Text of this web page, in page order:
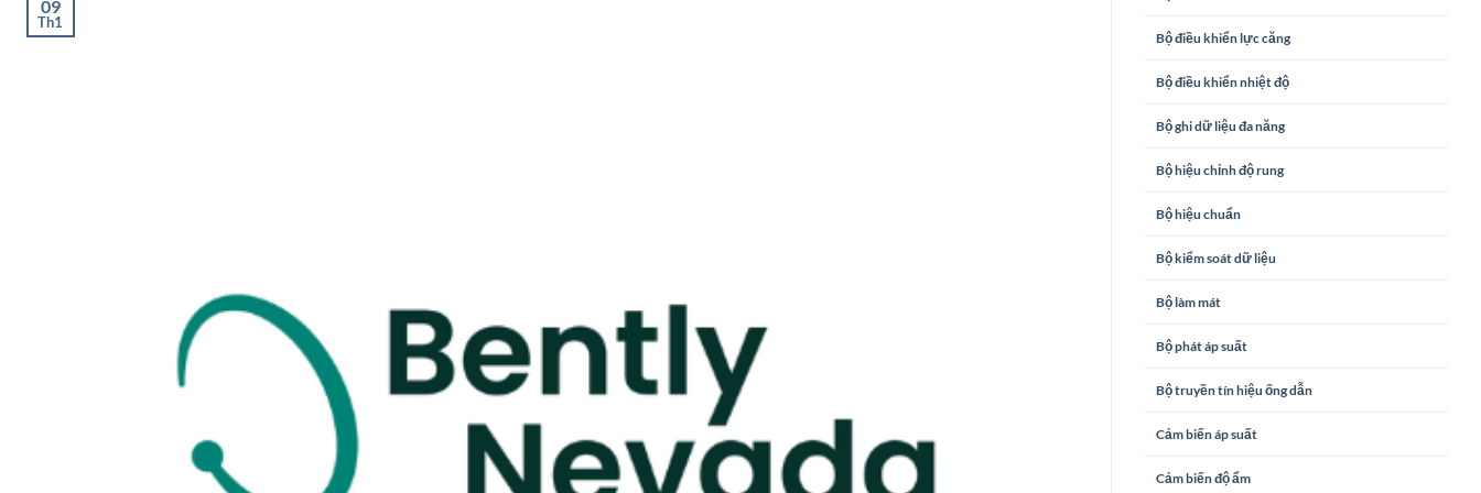
09
Th1
Bộ điều khiển lực căng
Bộ điều khiển nhiệt độ
Bộ ghi dữ liệu đa năng
Bộ hiệu chỉnh độ rung
Bộ hiệu chuẩn
Bộ kiểm soát dữ liệu
Bộ làm mát
Bộ phát áp suất
Bộ truyền tín hiệu ống dẫn
Cảm biến áp suất
Cảm biến độ ẩm